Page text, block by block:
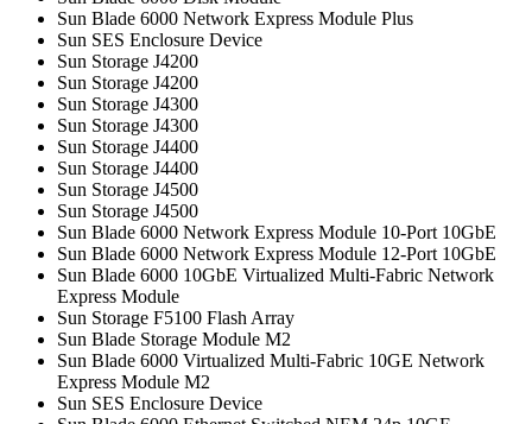
Sun Blade 6000 Network Express Module Plus
Sun SES Enclosure Device
Sun Storage J4200
Sun Storage J4200
Sun Storage J4300
Sun Storage J4300
Sun Storage J4400
Sun Storage J4400
Sun Storage J4500
Sun Storage J4500
Sun Blade 6000 Network Express Module 10-Port 10GbE
Sun Blade 6000 Network Express Module 12-Port 10GbE
Sun Blade 6000 10GbE Virtualized Multi-Fabric Network
Express Module
Sun Storage F5100 Flash Array
Sun Blade Storage Module M2
Sun Blade 6000 Virtualized Multi-Fabric 10GE Network
Express Module M2
Sun SES Enclosure Device